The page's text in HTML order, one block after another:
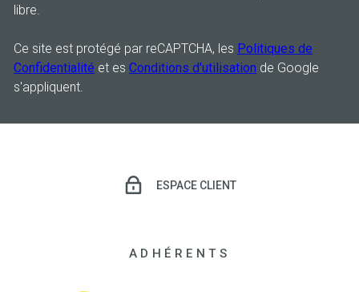
libre.
Ce site est protégé par reCAPTCHA, les Politiques de
Confidentialité et es Conditions d'utilisation de Google
s'appliquent.
ESPACE CLIENT
ADHÉRENTS